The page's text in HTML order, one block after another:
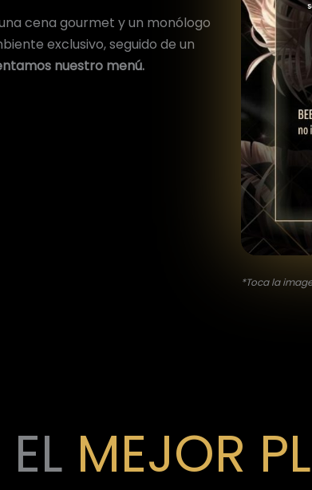
cena gourmet y un monólogo
exclusivo, seguido de un
nuestro menú.
*Toca la
MEJOR